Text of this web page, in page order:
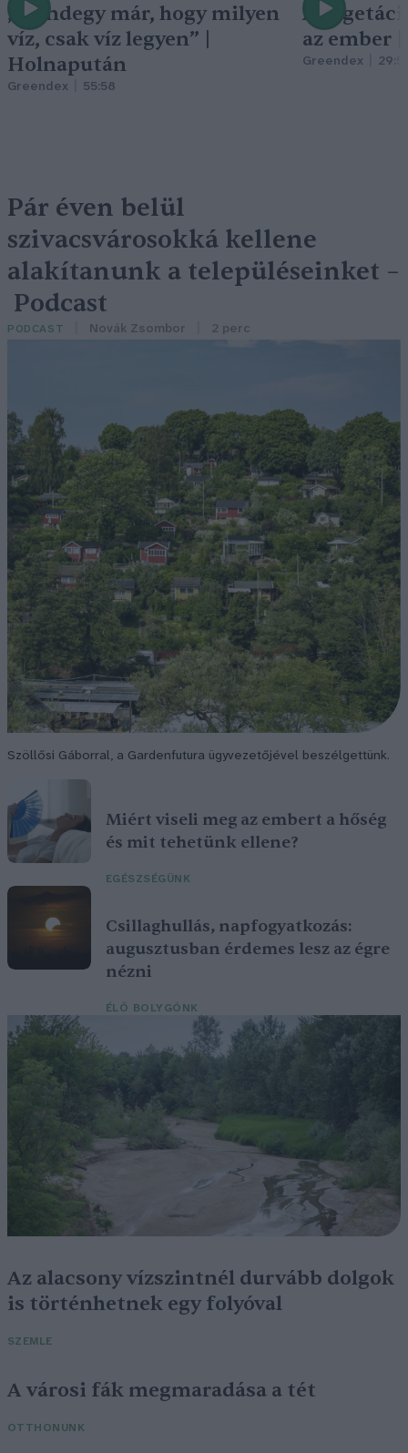
„Mindegy már, hogy milyen
víz, csak víz legyen” |
Holnapután
Greendex 55:58
A
az ember
Greendex
Pár éven belül
szivacsvárosokká kellene
alakítanunk a településeinket –
Podcast
PODCAST Novák Zsombor 2 perc
Szöllősi Gáborral, a Gardenfutura ügyvezetőjével beszélgettünk.
Miért viseli meg az embert a hőség
és mit tehetünk ellene?
EGÉSZSÉGÜNK
Csillaghullás, napfogyatkozás:
augusztusban érdemes lesz az égre
nézni
ÉLŐ BOLYGÓNK
Az alacsony vízszintnél durvább dolgok
is történhetnek egy folyóval
SZEMLE
A városi fák megmaradása a tét
OTTHONUNK